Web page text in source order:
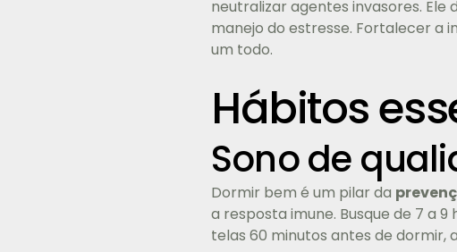
neutralizar agentes invasores. Ele
manejo do estresse. Fortalecer a
um todo.
Hábitos
Sono de
Dormir bem é um pilar da
a resposta imune. Busque de 7 a
telas 60 minutos antes de dormir,